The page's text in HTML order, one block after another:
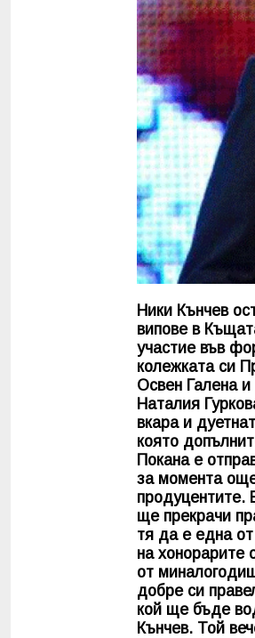
Ники Кънчев
випове в
участие във
колежката си
Освен Галена
Наталия
вкара и
която
Покана е
за момента
продуцентите.
ще прекрачи
тя да е една
на хонорарите
от
добре си
кой ще бъде
Кънчев. Той